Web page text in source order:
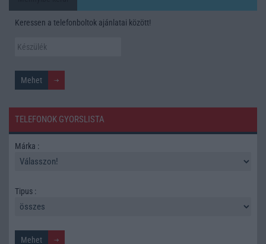
Keressen a telefonboltok ajánlatai között!
TELEFONOK GYORSLISTA
Márka :
Tipus :